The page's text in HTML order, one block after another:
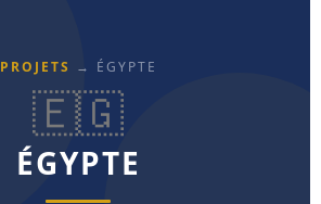
PROJETS → ÉGYPTE
🇪🇬
ÉGYPTE